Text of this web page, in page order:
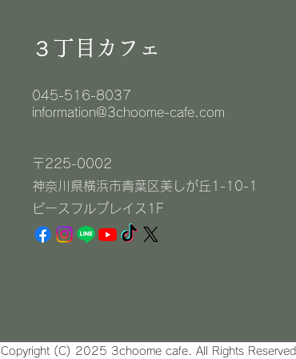
３丁目カフェ
045-516-8037
information@3choome-cafe.com
〒225-0002
神奈川県横浜市青葉区美しが丘1-10-1
​ピースフルプレイス1F
Copyright (C) 2025 3choome cafe. All Rights Reserved.